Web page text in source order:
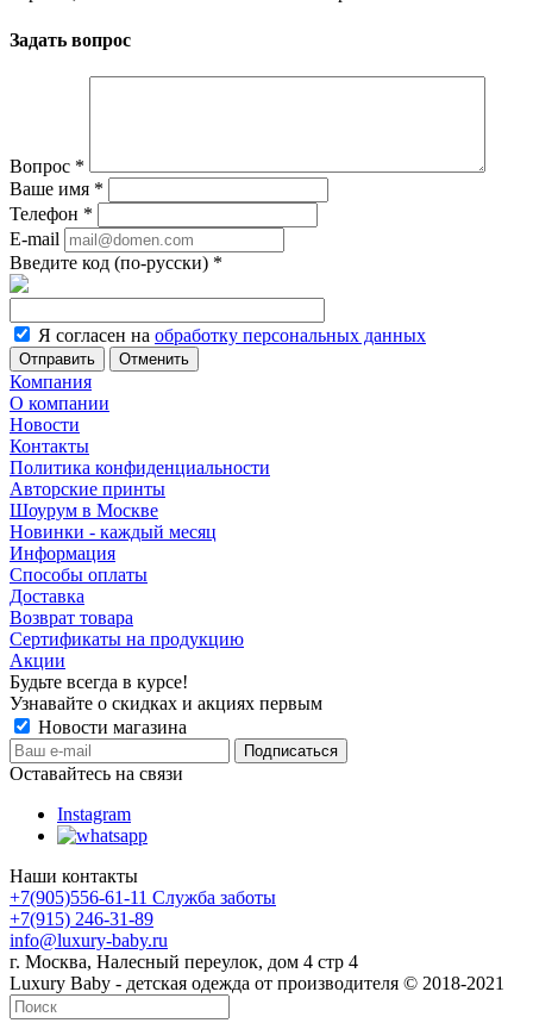
Задать вопрос
Вопрос *
Ваше имя *
Телефон *
E-mail
Введите код (по-русски) *
Я согласен на обработку персональных данных
Отменить
Компания
О компании
Новости
Контакты
Политика конфиденциальности
Авторские принты
Шоурум в Москве
Новинки - каждый месяц
Информация
Способы оплаты
Доставка
Возврат товара
Сертификаты на продукцию
Акции
Будьте всегда в курсе!
Узнавайте о скидках и акциях первым
Новости магазина
Оставайтесь на связи
Instagram
Наши контакты
+7(905)556-61-11 Служба заботы
+7(915) 246-31-89
info@luxury-baby.ru
г. Москва, Налесный переулок, дом 4 стр 4
Luxury Baby - детская одежда от производителя © 2018-2021